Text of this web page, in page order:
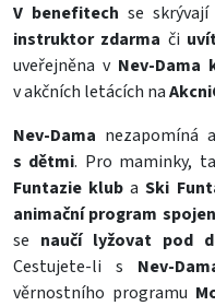
V benefitech se
instruktor zdarma či
uveřejněna v Nev-Dama
v akčních letácích na
Nev-Dama nezapomíná
s dětmi. Pro maminky,
Funtazie klub aSki
animační program
se naučí lyžovat pod
Cestujete-li s Nev-
věrnostního programu